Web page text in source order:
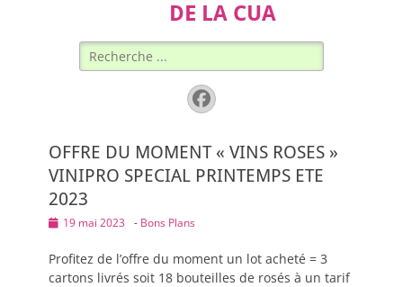
DE LA CUA
Rechercher :
Facebook
OFFRE DU MOMENT « VINS ROSES »
VINIPRO SPECIAL PRINTEMPS ETE
2023
Posted19 mai 2023 - Bons Plans
Profitez de l’offre du moment un lot acheté = 3
cartons livrés soit 18 bouteilles de rosés à un tarif